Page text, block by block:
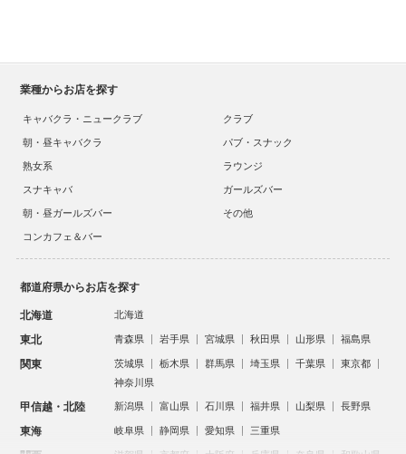
業種からお店を探す
キャバクラ・ニュークラブ
クラブ
朝・昼キャバクラ
パブ・スナック
熟女系
ラウンジ
スナキャバ
ガールズバー
朝・昼ガールズバー
その他
コンカフェ＆バー
都道府県からお店を探す
北海道 北海道
東北 青森県 岩手県 宮城県 秋田県 山形県 福島県
関東 茨城県 栃木県 群馬県 埼玉県 千葉県
東京都
神奈川県
甲信越・北陸 新潟県 富山県 石川県 福井県 山梨県 長野県
東海 岐阜県 静岡県 愛知県 三重県